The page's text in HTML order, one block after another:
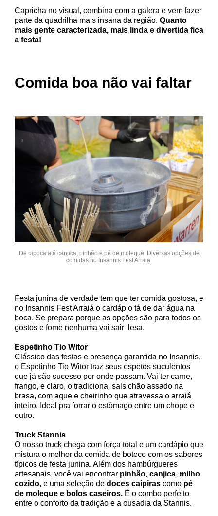
Capricha no visual, combina com a galera e vem fazer
parte da quadrilha mais insana da região. Quanto
mais gente caracterizada, mais linda e divertida fica
a festa!
Comida boa não vai faltar
De pipoca até canjica, pinhão e pé de moleque. Diversas opções de
comidas no Insannis Fest Arraiá.
Festa junina de verdade tem que ter comida gostosa, e
no Insannis Fest Arraiá o cardápio tá de dar água na
boca. Se prepara porque as opções são para todos os
gostos e fome nenhuma vai sair ilesa.
Espetinho Tio Witor
Clássico das festas e presença garantida no Insannis,
o Espetinho Tio Witor traz seus espetos suculentos
que já são sucesso por onde passam. Vai ter carne,
frango, e claro, o tradicional salsichão assado na
brasa, com aquele cheirinho que atravessa o arraiá
inteiro. Ideal pra forrar o estômago entre um chope e
outro.
Truck Stannis
O nosso truck chega com força total e um cardápio que
mistura o melhor da comida de boteco com os sabores
típicos de festa junina. Além dos hambúrgueres
artesanais, você vai encontrar pinhão, canjica, milho
cozido,e uma seleção de doces caipirascomo pé
de moleque e bolos caseiros.É o combo perfeito
entre o conforto da tradição e a ousadia da Stannis.